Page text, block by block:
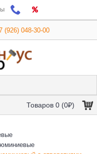
(926) 048-30-00
Товаров 0 (0₽)